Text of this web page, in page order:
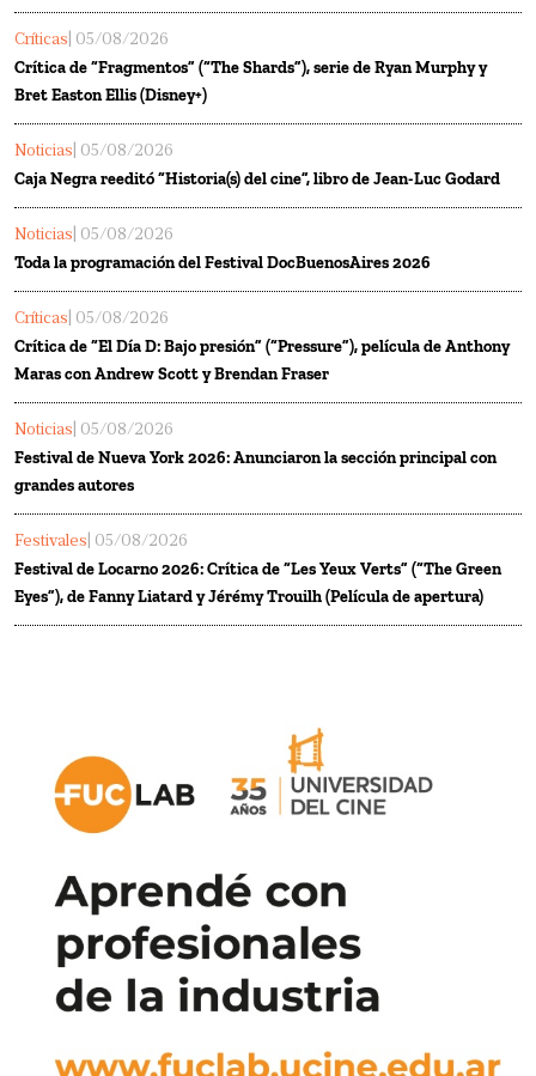
Críticas | 05/08/2026
Crítica de “Fragmentos” (“The Shards”), serie de Ryan Murphy y
Bret Easton Ellis (Disney+)
Noticias | 05/08/2026
Caja Negra reeditó “Historia(s) del cine”, libro de Jean-Luc Godard
Noticias | 05/08/2026
Toda la programación del Festival DocBuenosAires 2026
Críticas | 05/08/2026
Crítica de “El Día D: Bajo presión” (“Pressure”), película de Anthony
Maras con Andrew Scott y Brendan Fraser
Noticias | 05/08/2026
Festival de Nueva York 2026: Anunciaron la sección principal con
grandes autores
Festivales | 05/08/2026
Festival de Locarno 2026: Crítica de “Les Yeux Verts” (“The Green
Eyes”), de Fanny Liatard y Jérémy Trouilh (Película de apertura)